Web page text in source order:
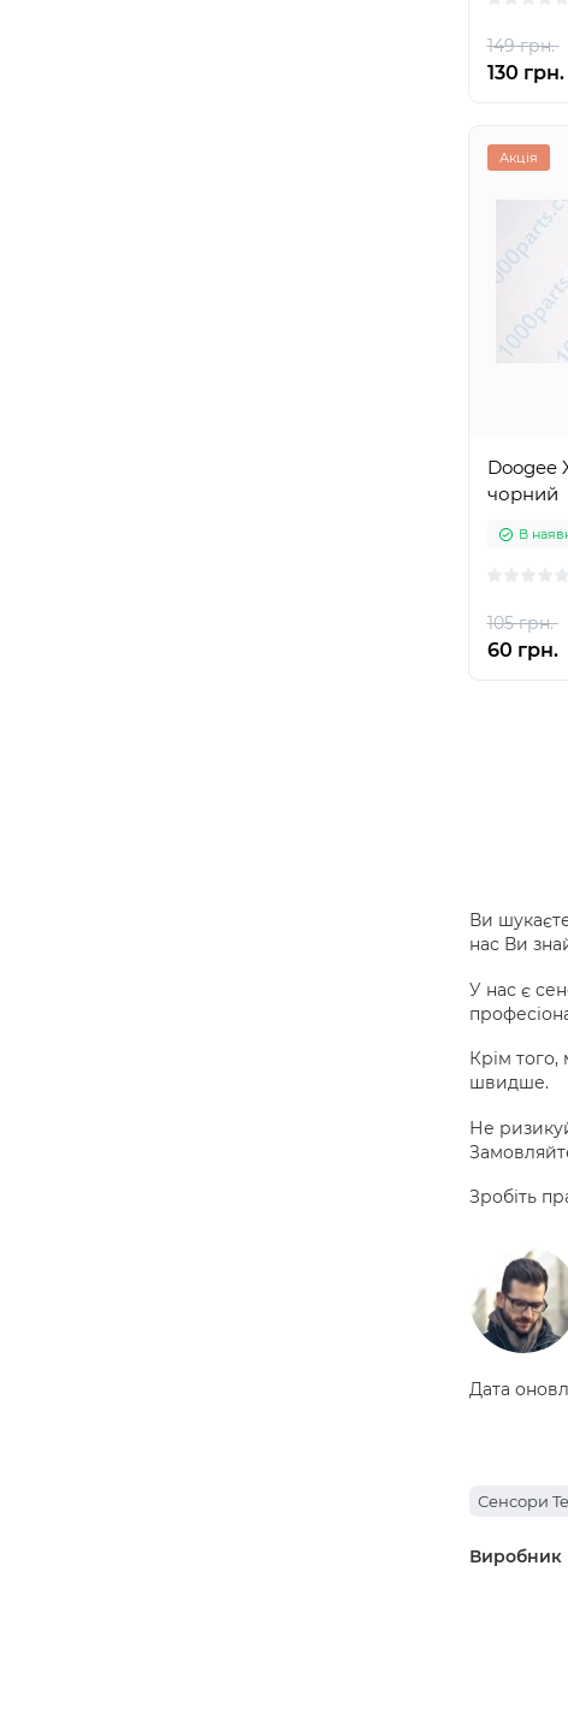
149 грн.
130 грн.
Акція
Doogee
чорний
В
105 грн.
60 грн.
Ви
нас Ви
У нас є
Крім
швидше.
Не
Зробіть
Дата
Сенсори
Виробник